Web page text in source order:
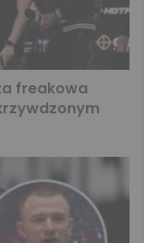
freakowa